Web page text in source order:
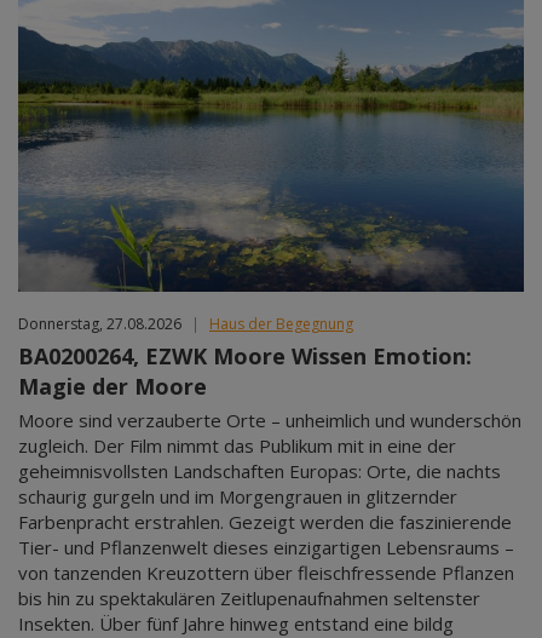
Donnerstag, 27.08.2026 | Haus der Begegnung
BA0200264, EZWK Moore Wissen Emotion:
Magie der Moore
Moore sind verzauberte Orte – unheimlich und wunderschön
zugleich. Der Film nimmt das Publikum mit in eine der
geheimnisvollsten Landschaften Europas: Orte, die nachts
schaurig gurgeln und im Morgengrauen in glitzernder
Farbenpracht erstrahlen. Gezeigt werden die faszinierende
Tier- und Pflanzenwelt dieses einzigartigen Lebensraums –
von tanzenden Kreuzottern über fleischfressende Pflanzen
bis hin zu spektakulären Zeitlupenaufnahmen seltenster
Insekten. Über fünf Jahre hinweg entstand eine bildg